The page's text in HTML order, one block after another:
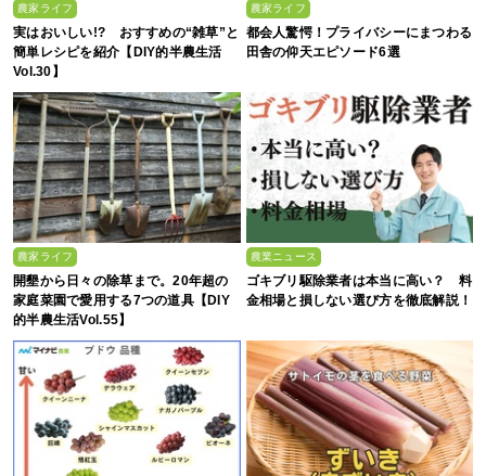
農家ライフ
実はおいしい!? おすすめの“雑草”と
簡単レシピを紹介【DIY的半農生活
Vol.30】
農家ライフ
都会人驚愕！プライバシーにまつわる
田舎の仰天エピソード6選
農家ライフ
開墾から日々の除草まで。20年超の
家庭菜園で愛用する7つの道具【DIY
的半農生活Vol.55】
農業ニュース
ゴキブリ駆除業者は本当に高い？ 料
金相場と損しない選び方を徹底解説！